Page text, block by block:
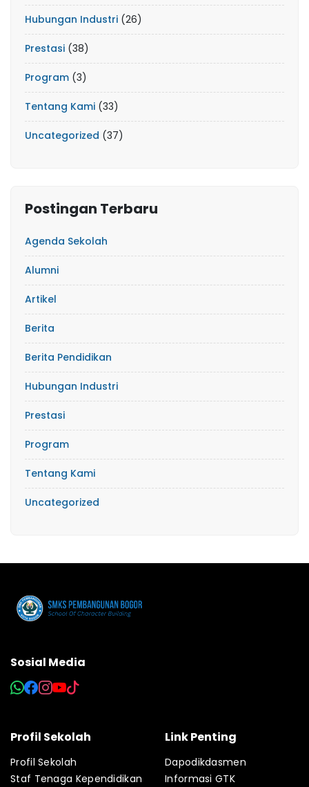
Hubungan Industri (26)
Prestasi (38)
Program (3)
Tentang Kami (33)
Uncategorized (37)
Postingan Terbaru
Agenda Sekolah
Alumni
Artikel
Berita
Berita Pendidikan
Hubungan Industri
Prestasi
Program
Tentang Kami
Uncategorized
Sosial Media
Profil Sekolah
Profil Sekolah
Staf Tenaga Kependidikan
Link Penting
Dapodikdasmen
Informasi GTK